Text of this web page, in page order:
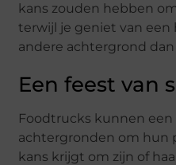
kans zouden hebben
terwijl je geniet van een
andere achtergrond
Een feest van
Foodtrucks kunnen een
achtergronden om hun
kans krijgt om zijn of